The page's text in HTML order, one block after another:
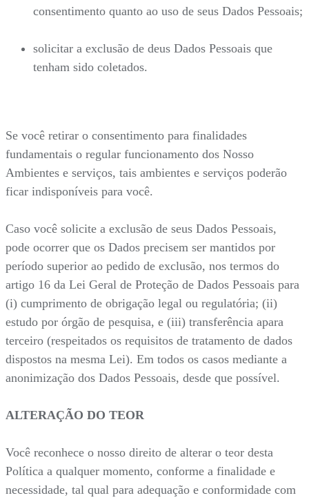
consentimento quanto ao uso de seus Dados Pessoais;
solicitar a exclusão de deus Dados Pessoais que
tenham sido coletados.
Se você retirar o consentimento para finalidades
fundamentais o regular funcionamento dos Nosso
Ambientes e serviços, tais ambientes e serviços poderão
ficar indisponíveis para você.
Caso você solicite a exclusão de seus Dados Pessoais,
pode ocorrer que os Dados precisem ser mantidos por
período superior ao pedido de exclusão, nos termos do
artigo 16 da Lei Geral de Proteção de Dados Pessoais para
(i) cumprimento de obrigação legal ou regulatória; (ii)
estudo por órgão de pesquisa, e (iii) transferência apara
terceiro (respeitados os requisitos de tratamento de dados
dispostos na mesma Lei). Em todos os casos mediante a
anonimização dos Dados Pessoais, desde que possível.
ALTERAÇÃO DO TEOR
Você reconhece o nosso direito de alterar o teor desta
Política a qualquer momento, conforme a finalidade e
necessidade, tal qual para adequação e conformidade com